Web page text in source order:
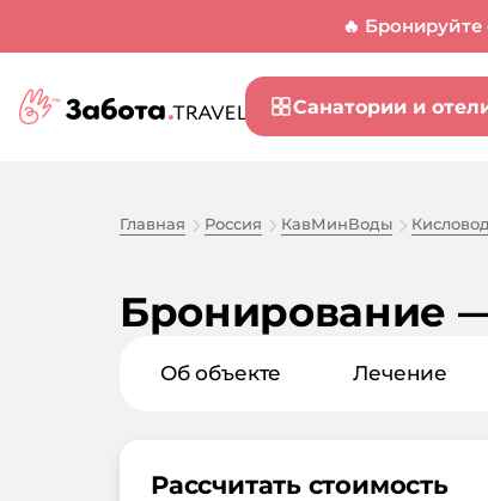
🔥
Санатории и
Главная Россия КавМинВоды
Бронирование
Об объекте Лечение
Рассчитать стоимость